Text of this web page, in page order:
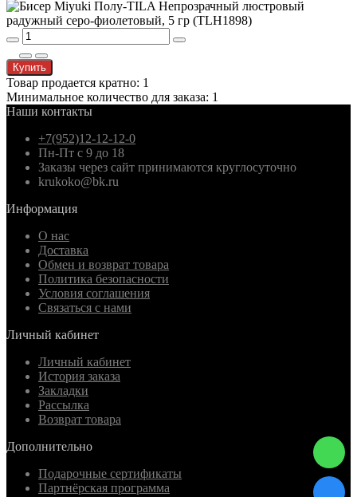
Купить
Товар продается кратно: 1
Минимальное количество для заказа: 1
Наши контакты
+7(952)12-12-12-0
Пн-Пт с 9 до 18
Заказы через сайт принимаются круглосуточно
krukoko@bk.ru
Информация
О нас
Доставка
Обмен и возврат товара
Политика безопасности
Условия соглашения
Связаться с нами
Личный кабинет
Личный кабинет
История заказа
Закладки
Рассылка
Возврат товара
Дополнительно
Подарочные сертификаты
Партнёрская программа